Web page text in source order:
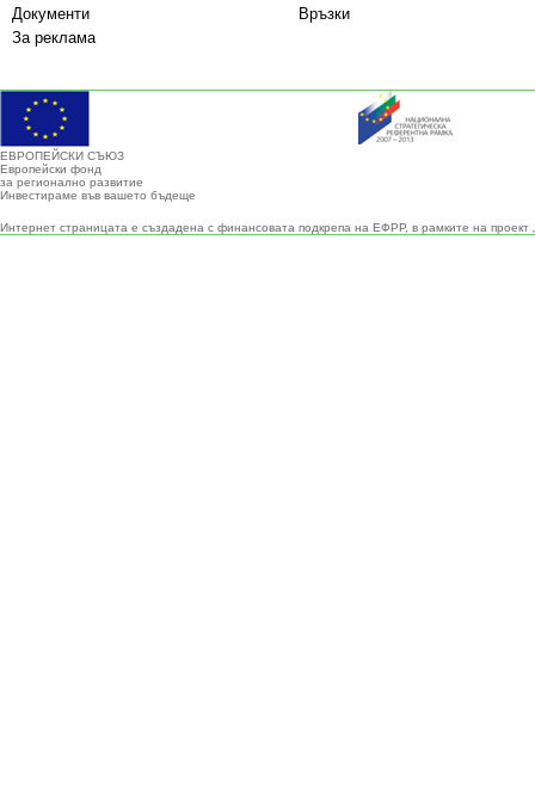
Документи
Връзки
За реклама
ЕВРОПЕЙСКИ СЪЮЗ
Европейски фонд
за регионално развитие
Инвестираме във вашето бъдеще
Интернет страницата е създадена с финансовата подкрепа на ЕФРР, в рамките на